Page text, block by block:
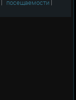
| посещаемости |